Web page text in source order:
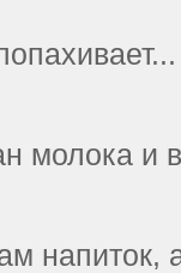
молока и
напиток,